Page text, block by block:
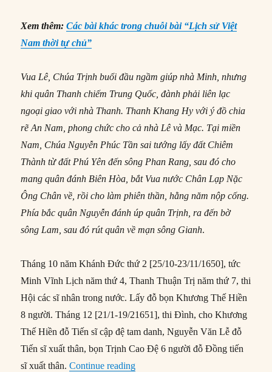
Xem thêm:Các bài khác trong chuỗi bài “Lịch sử Việt
Nam thời tự chủ”
Vua Lê, Chúa Trịnh buổi đầu ngầm giúp nhà Minh, nhưng
khi quân Thanh chiếm Trung Quốc, đành phải liên lạc
ngoại giao với nhà Thanh. Thanh Khang Hy với ý đồ chia
rẽ An Nam, phong chức cho cả nhà Lê và Mạc. Tại miền
Nam, Chúa Nguyễn Phúc Tần sai tướng lấy đất Chiêm
Thành từ đất Phú Yên đến sông Phan Rang, sau đó cho
mang quân đánh Biên Hòa, bắt Vua nước Chân Lạp Nặc
Ông Chân về, rồi cho làm phiên thần, hằng năm nộp cống.
Phía bắc quân Nguyễn đánh úp quân Trịnh, ra đến bờ
sông Lam, sau đó rút quân về mạn sông Gianh.
Tháng 10 năm Khánh Đức thứ 2 [25/10-23/11/1650], tức
Minh Vĩnh Lịch năm thứ 4, Thanh Thuận Trị năm thứ 7, thi
Hội các sĩ nhân trong nước. Lấy đỗ bọn Khương Thế Hiền
8 người. Tháng 12 [21/1-19/21651], thi Đình, cho Khương
Thế Hiền đỗ Tiến sĩ cập đệ tam danh, Nguyễn Văn Lễ đỗ
Tiến sĩ xuất thân, bọn Trịnh Cao Đệ 6 người đỗ Đồng tiến
sĩ xuất thân.Continue reading“Vua Lê Thần Tông lên ngôi lần